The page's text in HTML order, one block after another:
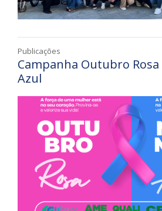
Publicações
Campanha Outubro
Azul